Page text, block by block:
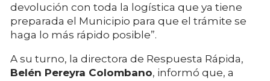
devolución con toda la logística que ya tiene
preparada el Municipio para que el trámite se
haga lo más rápido posible”.
A su turno, la directora de Respuesta Rápida,
Belén Pereyra Colombano, informó que, a